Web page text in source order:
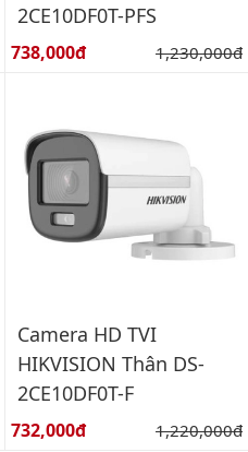
2CE10DF0T-PFS
Giá bán:
738,000đ Giá gốc:
1,230,000đ
Camera HD TVI
HIKVISION Thân DS-
2CE10DF0T-F
Giá bán:
732,000đ Giá gốc:
1,220,000đ